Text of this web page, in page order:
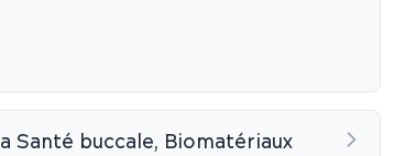
Santé buccale, Biomatériaux